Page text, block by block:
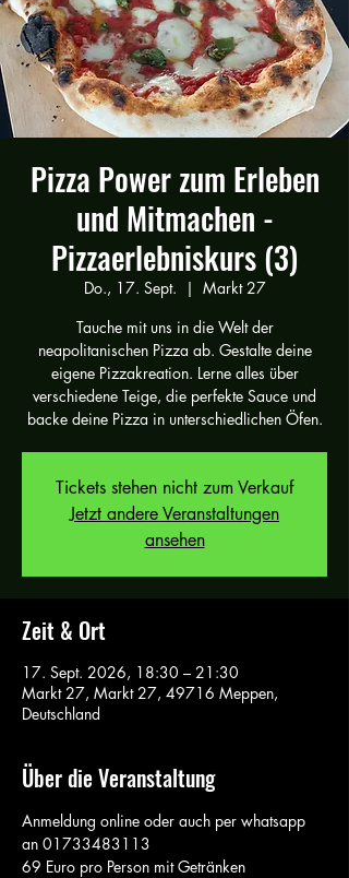
Pizza Power zum Erleben
und Mitmachen -
Pizzaerlebniskurs (3)
Do., 17. Sept.
  |
Markt 27
Tauche mit uns in die Welt der
neapolitanischen Pizza ab. Gestalte deine
eigene Pizzakreation. Lerne alles über
verschiedene Teige, die perfekte Sauce und
backe deine Pizza in unterschiedlichen Öfen.
Tickets stehen nicht zum Verkauf
Jetzt andere Veranstaltungen
ansehen
Zeit & Ort
17. Sept. 2026, 18:30 – 21:30
Markt 27, Markt 27, 49716 Meppen,
Deutschland
Über die Veranstaltung
Anmeldung online oder auch per whatsapp
an 01733483113
69 Euro pro Person mit Getränken